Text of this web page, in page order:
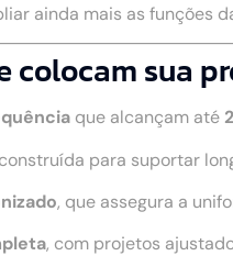
ainda mais as funções
colocam sua
que alcançam até
para suportar
, que assegura a
, com projetos